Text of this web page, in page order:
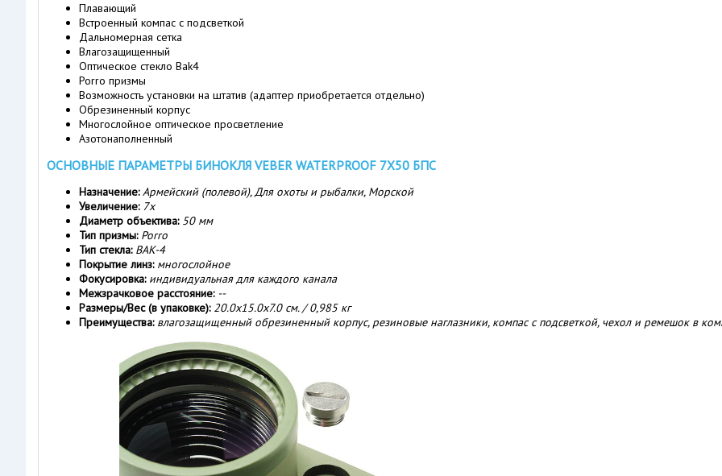
Плавающий
Встроенный компас с подсветкой
Дальномерная сетка
Влагозащищенный
Оптическое стекло Bak4
Porro призмы
Возможность установки на штатив (адаптер приобретается отдельно)
Обрезиненный корпус
Многослойное оптическое просветление
Азотонаполненный
ОСНОВНЫЕ ПАРАМЕТРЫ БИНОКЛЯ VEBER WATERPROOF 7X50 БПС
Назначение: Армейский (полевой), Для охоты и рыбалки, Морской
Увеличение: 7х
Диаметр объектива: 50 мм
Тип призмы: Porro
Тип стекла: BАK-4
Покрытие линз: многослойное
Фокусировка: индивидуальная для каждого канала
Межзрачковое расстояние: --
Размеры/Вес (в упаковке): 20.0x15.0x7.0 см. / 0,985 кг
Преимущества: влагозащищенный обрезиненный корпус, резиновые наглазники, компас с подсветкой, чехол и ремешок в